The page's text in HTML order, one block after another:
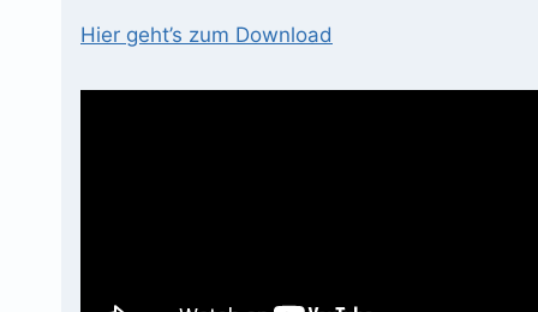
Hier geht’s zum Download